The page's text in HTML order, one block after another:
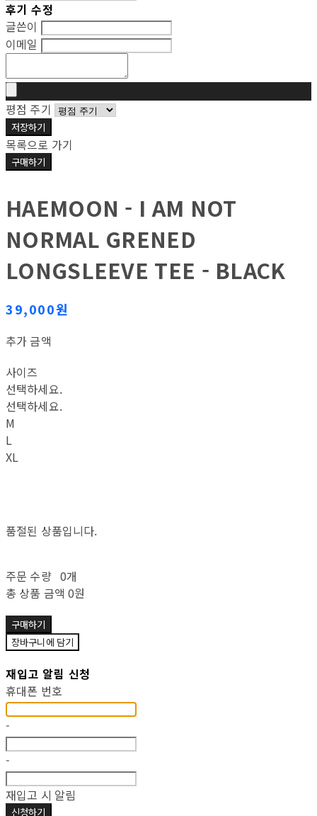
후기 수정
글쓴이
이메일
평점 주기
저장하기
목록으로 가기
구매하기
HAEMOON - I AM NOT
NORMAL GRENED
LONGSLEEVE TEE - BLACK
39,000원
추가 금액
사이즈
선택하세요.
선택하세요.
M
L
XL
품절된 상품입니다.
주문 수량 0개
총 상품 금액 0원
구매하기
장바구니에 담기
재입고 알림 신청
휴대폰 번호
-
-
재입고 시 알림
신청하기